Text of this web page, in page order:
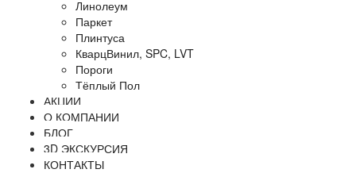
Линолеум
Паркет
Плинтуса
КварцВинил, SPC, LVT
Пороги
Тёплый Пол
АКЦИИ
О КОМПАНИИ
БЛОГ
3D ЭКСКУРСИЯ
КОНТАКТЫ